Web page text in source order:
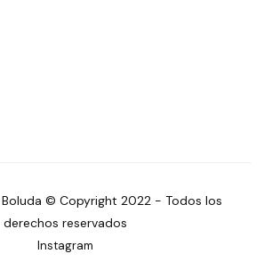
Boluda © Copyright 2022 - Todos los
derechos reservados
Instagram